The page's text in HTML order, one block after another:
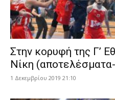
Στην κορυφή της Γ’
Νίκη
1 Δεκεμβρίου 2019 21:10